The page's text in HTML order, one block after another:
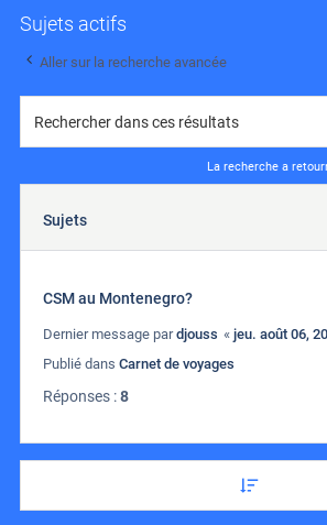
Sujets actifs
Aller sur la recherche avancée
La recherche a
Sujets
CSM au Montenegro?
Dernier message pardjouss « jeu. août 06,
Publié dans Carnet de voyages
Réponses :8